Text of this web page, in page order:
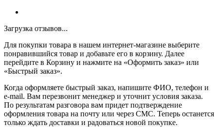
Загрузка отзывов...
Для покупки товара в нашем интернет-магазине выберите
понравившийся товар и добавьте его в корзину. Далее
перейдите в Корзину и нажмите на «Оформить заказ» или
«Быстрый заказ».
Когда оформляете быстрый заказ, напишите ФИО, телефон и
e-mail. Вам перезвонит менеджер и уточнит условия заказа.
По результатам разговора вам придет подтверждение
оформления товара на почту или через СМС. Теперь останется
только ждать доставки и радоваться новой покупке.